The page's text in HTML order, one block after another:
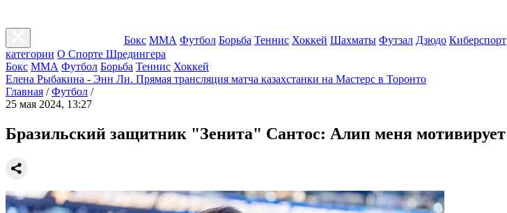
Бокс ММА Футбол Борьба Теннис Хоккей Шахматы Футзал Дзюдо Киберспорт
категории О Спорте Шредингера
Бокс ММА Футбол Борьба Теннис Хоккей
Елена Рыбакина - Энн Ли. Прямая трансляция матча казахстанки на Мастерс в Торонто
Главная / Футбол /
25 мая 2024, 13:27
Бразильский защитник "Зенита" Сантос: Алип меня мотивирует